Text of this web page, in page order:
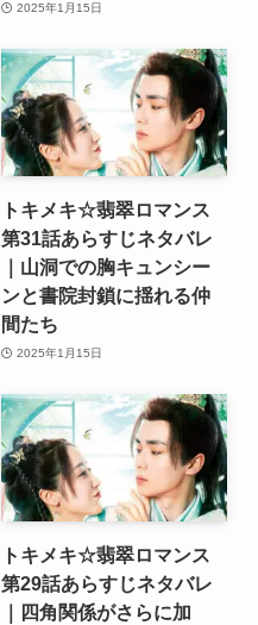
2025年1月15日
トキメキ☆翡翠ロマンス
第31話あらすじネタバレ
｜山洞での胸キュンシー
ンと書院封鎖に揺れる仲
間たち
2025年1月15日
トキメキ☆翡翠ロマンス
第29話あらすじネタバレ
｜四角関係がさらに加